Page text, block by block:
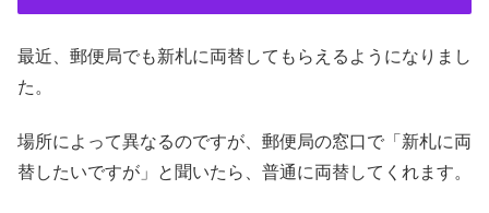
最近、郵便局でも新札に両替してもらえるようになりまし
た。
場所によって異なるのですが、郵便局の窓口で「新札に両
替したいですが」と聞いたら、普通に両替してくれます。